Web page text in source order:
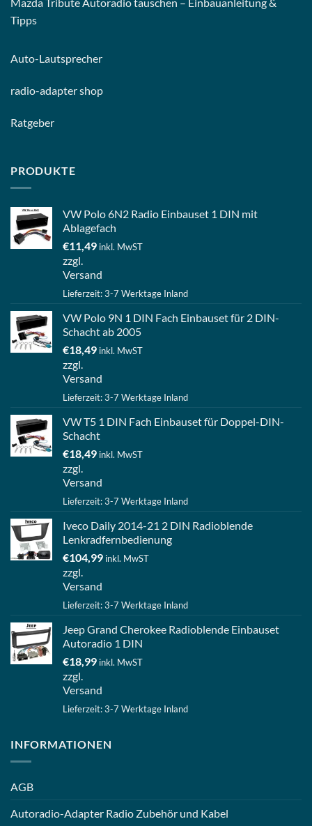
Tipps
Auto-Lautsprecher
radio-adapter shop
Ratgeber
PRODUKTE
VW Polo 6N2 Radio Einbauset 1 DIN mit
Ablagefach
€11,49 inkl. MwST
zzgl.
Versand
Lieferzeit: 3-7 Werktage Inland
VW Polo 9N 1 DIN Fach Einbauset für 2 DIN-
Schacht ab 2005
€18,49 inkl. MwST
zzgl.
Versand
Lieferzeit: 3-7 Werktage Inland
VW T5 1 DIN Fach Einbauset für Doppel-DIN-
Schacht
€18,49 inkl. MwST
zzgl.
Versand
Lieferzeit: 3-7 Werktage Inland
Iveco Daily 2014-21 2 DIN Radioblende
Lenkradfernbedienung
€104,99 inkl. MwST
zzgl.
Versand
Lieferzeit: 3-7 Werktage Inland
Jeep Grand Cherokee Radioblende Einbauset
Autoradio 1 DIN
€18,99 inkl. MwST
zzgl.
Versand
Lieferzeit: 3-7 Werktage Inland
INFORMATIONEN
AGB
Autoradio-Adapter Radio Zubehör und Kabel